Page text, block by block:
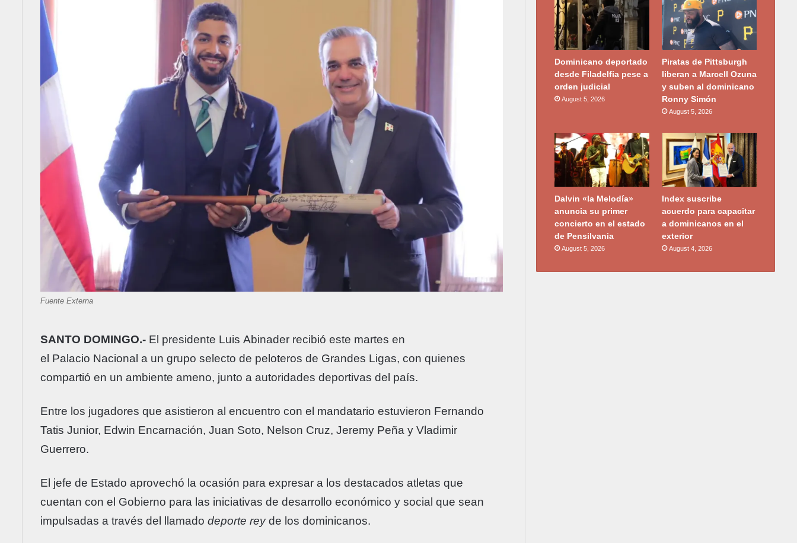
Fuente Externa
SANTO DOMINGO.- El presidente Luis Abinader recibió este martes en
el Palacio Nacional a un grupo selecto de peloteros de Grandes Ligas, con quienes
compartió en un ambiente ameno, junto a autoridades deportivas del país.
Entre los jugadores que asistieron al encuentro con el mandatario estuvieron Fernando
Tatis Junior, Edwin Encarnación, Juan Soto, Nelson Cruz, Jeremy Peña y Vladimir
Guerrero.
El jefe de Estado aprovechó la ocasión para expresar a los destacados atletas que
cuentan con el Gobierno para las iniciativas de desarrollo económico y social que sean
impulsadas a través del llamado deporte reyde los dominicanos.
Dominicano deportado
desde Filadelfia pese a
orden judicial
August 5, 2026
Piratas de Pittsburgh
liberan a Marcell Ozuna
y suben al dominicano
Ronny Simón
August 5, 2026
Dalvin «la Melodía»
anuncia su primer
concierto en el estado
de Pensilvania
August 5, 2026
Index suscribe
acuerdo para capacitar
a dominicanos en el
exterior
August 4, 2026